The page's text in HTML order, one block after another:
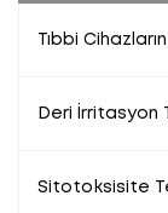
Tıbbi
Deri İrritasyon
Sitotoksisite